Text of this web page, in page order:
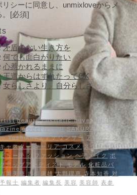
リシーに同意し、unmixloveからメ
。[必須]
矛盾のない生き方を
何でも面白がりたい
心惹かれるままに
王道からはずれたってOK
女らしさより、自分らしさ
beauty cosmetic buyer
editor
model NY PR SAKURA
Yoshikawa アナウンサー
アーティス
キャスター キャリア コスメ
スタイリス
ビューティ ファッション ヘアメイク
ポ
アップアーティスト モデル 化粧品バ
吉岡美穂 吉川康雄 大野理恵 寺本知香 対
報士 編集者 編集長 美容 美容師 表参